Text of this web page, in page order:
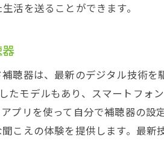
宮市での補聴器選びはここで決まり
活を送ることができます。
聴器は、最新のデジタル技術
モデルもあり、スマートフォ
プリを使って自分で補聴器の
こえの体験を提供します。最